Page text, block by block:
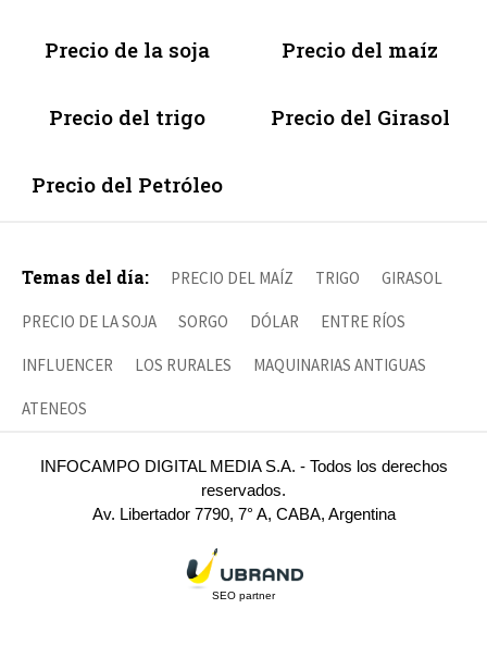
Precio de la soja Precio del maíz
Precio del trigo Precio del Girasol
Precio del Petróleo
Temas del día: PRECIO DEL MAÍZ TRIGO GIRASOL
PRECIO DE LA SOJA SORGO DÓLAR ENTRE RÍOS
INFLUENCER LOS RURALES MAQUINARIAS ANTIGUAS
ATENEOS
INFOCAMPO DIGITAL MEDIA S.A. - Todos los derechos
reservados.
Av. Libertador 7790, 7° A, CABA, Argentina
SEO partner